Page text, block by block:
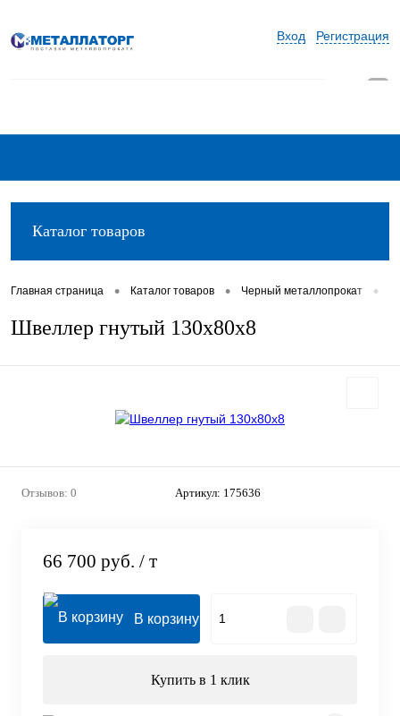
Вход Регистрация
Каталог товаров
Главная страница • Каталог товаров • Черный металлопрокат •
Швеллер гнутый 130х80х8
Отзывов: 0 Артикул: 175636
66 700 руб. / т
В корзину
Купить в 1 клик